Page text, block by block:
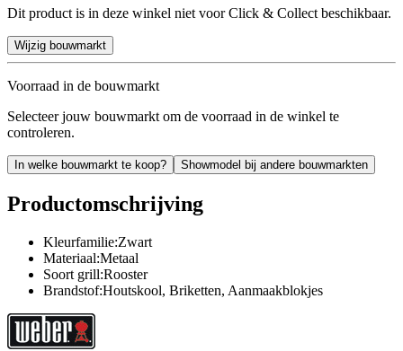
Dit product is in deze winkel niet voor Click & Collect beschikbaar.
Wijzig bouwmarkt
Voorraad in de bouwmarkt
Selecteer jouw bouwmarkt om de voorraad in de winkel te
controleren.
In welke bouwmarkt te koop? Showmodel bij andere bouwmarkten
Productomschrijving
Kleurfamilie:Zwart
Materiaal:Metaal
Soort grill:Rooster
Brandstof:Houtskool, Briketten, Aanmaakblokjes